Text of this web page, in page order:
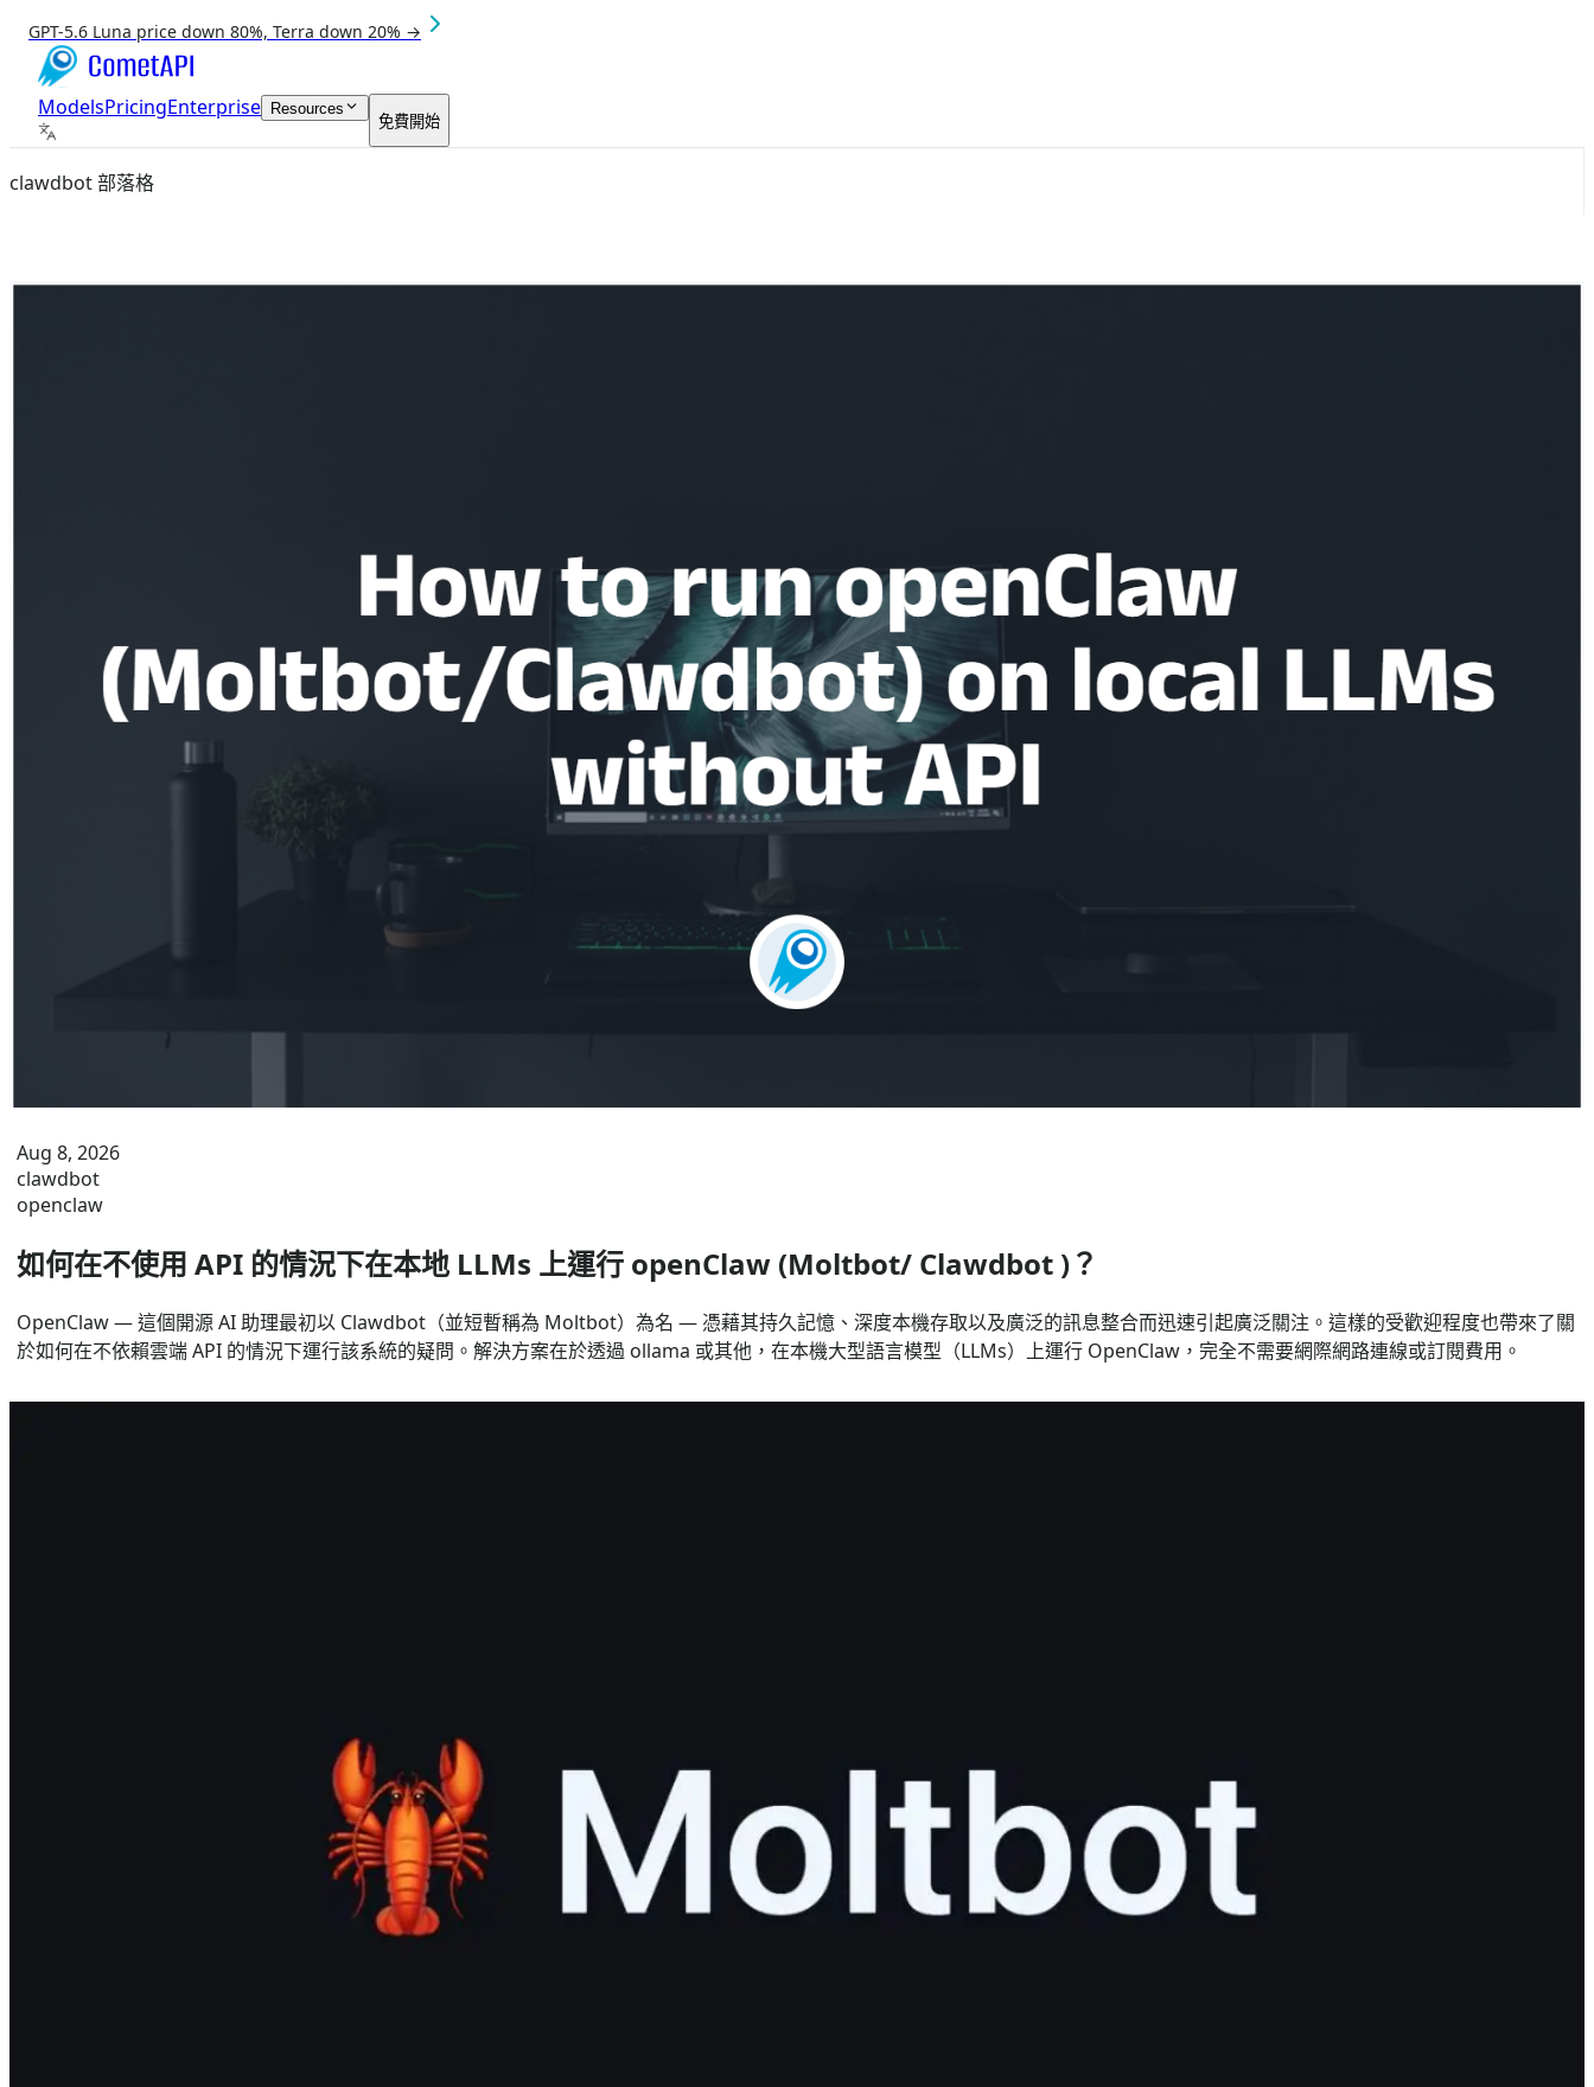
GPT-5.6 Luna price down 80%, Terra down 20% →
ModelsPricingEnterprise Resources
免費開始
clawdbot 部落格
Aug 8, 2026
clawdbot
openclaw
如何在不使用 API 的情況下在本地 LLMs 上運行 openClaw (Moltbot/ Clawdbot )？
OpenClaw — 這個開源 AI 助理最初以 Clawdbot（並短暫稱為 Moltbot）為名 — 憑藉其持久記憶、深度本機存取以及廣泛的訊息整合而迅速引起廣泛關注。這樣的受歡迎程度也帶來了關
於如何在不依賴雲端 API 的情況下運行該系統的疑問。解決方案在於透過 ollama 或其他，在本機大型語言模型（LLMs）上運行 OpenClaw，完全不需要網際網路連線或訂閱費用。